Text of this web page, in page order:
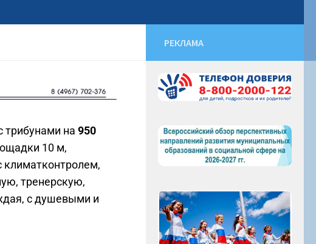
трибунами на 950
10 м,
климатконтролем,
тренерскую,
с душевыми и
РЕКЛАМА